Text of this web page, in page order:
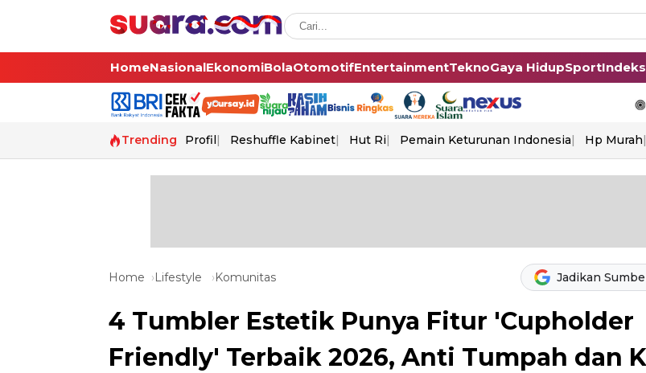
HomeNasionalEkonomiBolaOtomotifEntertainmentTeknoGaya HidupSportIndeks
Trending Profil Reshuffle Kabinet Hut Ri Pemain Keturunan Indonesia Hp Murah
Home Lifestyle Komunitas Jadikan
4 Tumbler Estetik Punya Fitur 'Cupholder
Friendly' Terbaik 2026, Anti Tumpah dan